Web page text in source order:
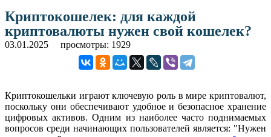
Криптокошелек: для каждой
криптовалюты нужен свой кошелек?
03.01.2025 просмотры: 1929
Криптокошельки играют ключевую роль в мире криптовалют,
поскольку они обеспечивают удобное и безопасное хранение
цифровых активов. Одним из наиболее часто поднимаемых
вопросов среди начинающих пользователей является: "Нужен